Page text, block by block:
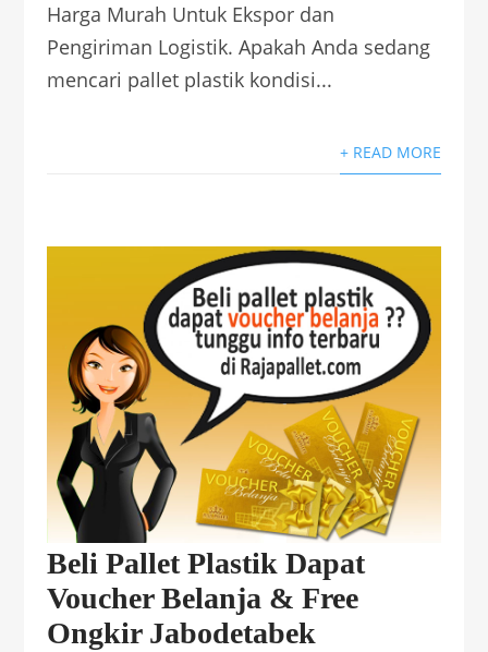
Harga Murah Untuk Ekspor dan
Pengiriman Logistik. Apakah Anda sedang
mencari pallet plastik kondisi...
+ READ MORE
Beli Pallet Plastik Dapat
Voucher Belanja & Free
Ongkir Jabodetabek